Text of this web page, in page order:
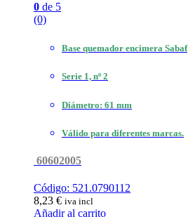
0 de 5
(0)
Base quemador encimera Sabaf
Serie 1, nº 2
Diámetro: 61 mm
Válido para diferentes marcas.
60602005
Código: 521.0790112
8,23 € iva incl
Añadir al carrito